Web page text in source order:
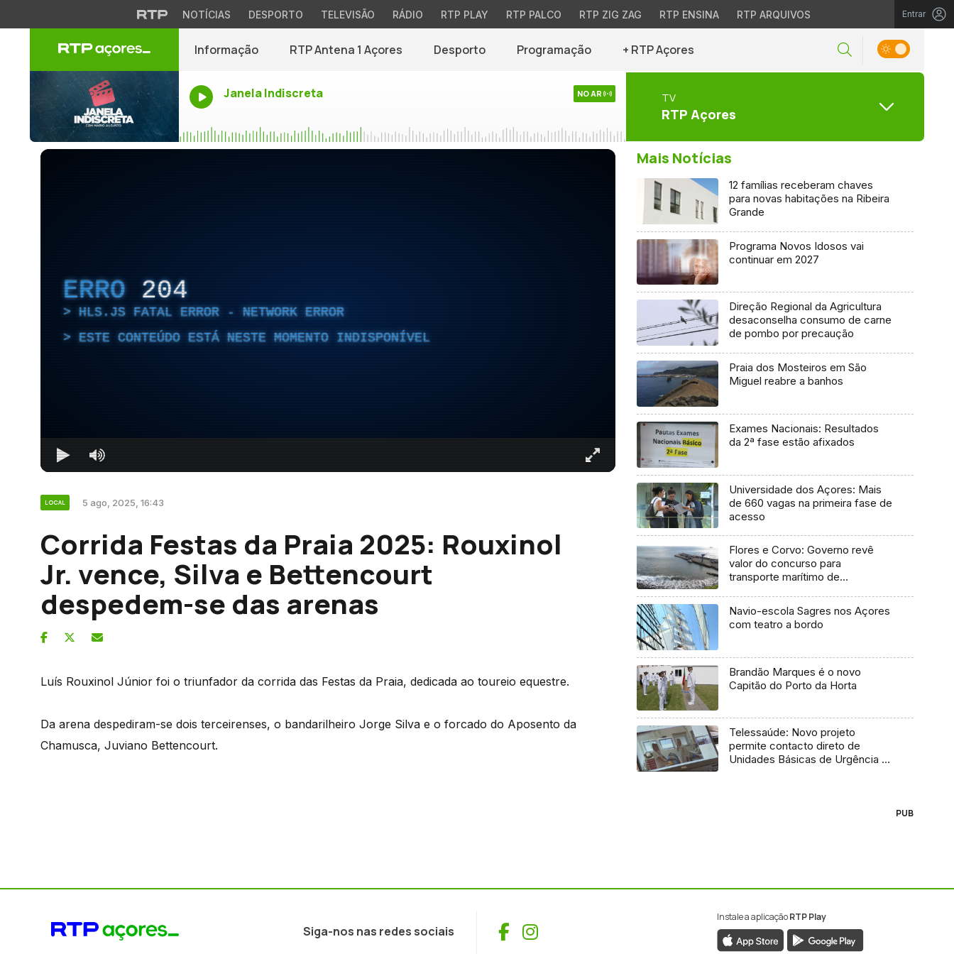
NOTÍCIAS DESPORTO TELEVISÃO RÁDIO RTP PLAY RTP PALCO RTP ZIG ZAG RTP ENSINA RTP ARQUIVOS Entrar
Informação RTP Antena 1 Açores Desporto Programação + RTP Açores
Janela Indiscreta NO AR TV
RTP Açores
ERRO 204
HLS.JS FATAL ERROR - NETWORK ERROR
ESTE CONTEÚDO ESTÁ NESTE MOMENTO INDISPONÍVEL
LOCAL 5 ago, 2025, 16:43
Corrida Festas da Praia 2025: Rouxinol
Jr. vence, Silva e Bettencourt
despedem-se das arenas
Luís Rouxinol Júnior foi o triunfador da corrida das Festas da Praia, dedicada ao toureio equestre.
Da arena despediram-se dois terceirenses, o bandarilheiro Jorge Silva e o forcado do Aposento da
Chamusca, Juviano Bettencourt.
Mais Notícias
12 famílias receberam chaves
para novas habitações na Ribeira
Grande
Programa Novos Idosos vai
continuar em 2027
Direção Regional da Agricultura
desaconselha consumo de carne
de pombo por precaução
Praia dos Mosteiros em São
Miguel reabre a banhos
Exames Nacionais: Resultados
da 2ª fase estão afixados
Universidade dos Açores: Mais
de 660 vagas na primeira fase de
acesso
Flores e Corvo: Governo revê
valor do concurso para
transporte marítimo de
Navio-escola Sagres nos Açores
com teatro a bordo
Brandão Marques é o novo
Capitão do Porto da Horta
Telessaúde: Novo projeto
permite contacto direto de
Unidades Básicas de Urgência e
PUB
Siga-nos nas redes sociais Facebook
Instagram
Instale a aplicaçãoRTP Play